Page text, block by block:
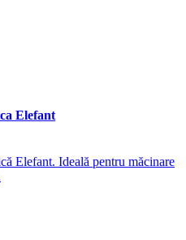
Elefant
Elefant. Ideală pentru măcinare